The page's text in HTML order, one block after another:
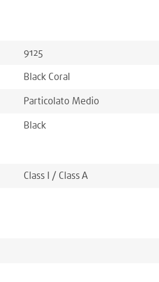
9125
Black Coral
Particolato Medio
Black
Class I / Class A